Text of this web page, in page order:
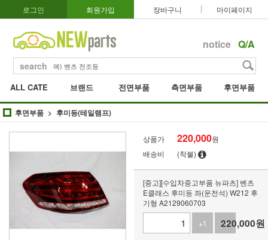
로그인 회원가입 장바구니 마이페이지
notice Q/A
search
ALL CATE 브랜드 전면부품 측면부품 후면부품
후면부품 후미등(테일램프)
상품가 220,000원
배송비
(착불)
[중고][수입차중고부품 뉴파츠] 벤츠
E클래스 후미등 좌(운전석) W212 후
기형 A2129060703
+1
-1
220,000원